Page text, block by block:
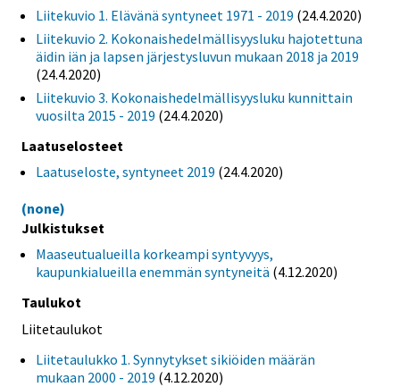
Liitekuvio 1. Elävänä syntyneet 1971 - 2019 (24.4.2020)
Liitekuvio 2. Kokonaishedelmällisyysluku hajotettuna
äidin iän ja lapsen järjestysluvun mukaan 2018 ja 2019
(24.4.2020)
Liitekuvio 3. Kokonaishedelmällisyysluku kunnittain
vuosilta 2015 - 2019 (24.4.2020)
Laatuselosteet
Laatuseloste, syntyneet 2019 (24.4.2020)
(none)
Julkistukset
Maaseutualueilla korkeampi syntyvyys,
kaupunkialueilla enemmän syntyneitä (4.12.2020)
Taulukot
Liitetaulukot
Liitetaulukko 1. Synnytykset sikiöiden määrän
mukaan 2000 - 2019 (4.12.2020)